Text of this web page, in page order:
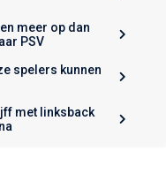
meer op dan
PSV
spelers kunnen
met linksback